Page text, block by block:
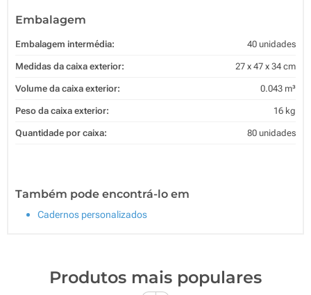
Embalagem
Embalagem intermédia: 40 unidades
Medidas da caixa exterior: 27 x 47 x 34 cm
Volume da caixa exterior: 0.043 m³
Peso da caixa exterior: 16 kg
Quantidade por caixa: 80 unidades
Também pode encontrá-lo em
Cadernos personalizados
Produtos mais populares